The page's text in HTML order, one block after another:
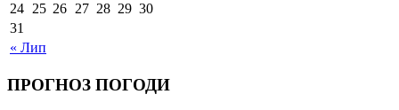
« Лип
24 25 26 27 28 29 30
31
ПРОГНОЗ ПОГОДИ